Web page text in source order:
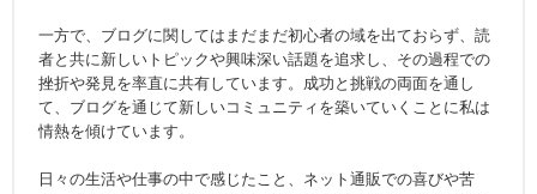
一方で、ブログに関してはまだまだ初心者の域を出ておらず、読
者と共に新しいトピックや興味深い話題を追求し、その過程での
挫折や発見を率直に共有しています。成功と挑戦の両面を通し
て、ブログを通じて新しいコミュニティを築いていくことに私は
情熱を傾けています。
日々の生活や仕事の中で感じたこと、ネット通販での喜びや苦